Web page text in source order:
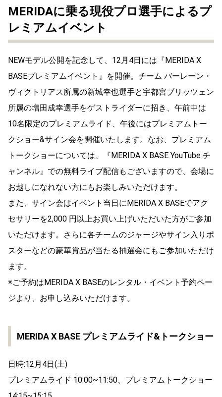
MERIDAに乗る現役プロ選手によるプ
レミアムイベント
NEWモデル公開を記念して、12月4日には『MERIDA X
BASEプレミアムイベント』を開催。チーム バーレーン・
ヴィクトリアス所属の新城幸也選手と宇都宮ブリッツェン
所属の増田成幸選手をゲストライダーに招き、午前中は
10名限定のプレミアムライド、午後にはプレミアムトー
クショー&サイン会を開催いたします。なお、プレミアム
トークショーについては、『MERIDA X BASE YouTube チ
ャンネル』での無料ライブ配信もございますので、会場に
お越しになれない方にもお楽しみいただけます。
また、サイン会はイベント当日にMERIDA X BASEでアク
セサリーを2,000 円以上お買い上げいただいた方がご参加
いただけます。さらに各チームのジャージやサイン入りポ
スターなどの豪華賞品が当たる抽選会にもご参加いただけ
ます。
※ご予約はMERIDA X BASEのレンタル・イベント予約ペー
ジより、お申し込みいただけます。
MERIDA X BASE プレミアムライド&トークショー
日時:12月4日(土)
プレミアムライド 10:00~11:50、プレミアムトークショー